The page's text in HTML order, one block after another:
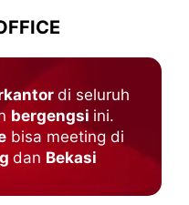
di seluruh
bergengsi ini.
bisa meeting di
dan Bekasi